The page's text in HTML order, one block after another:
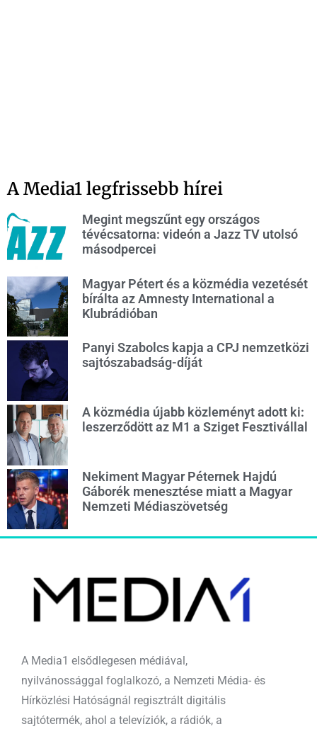
A Media1 legfrissebb hírei
Megint megszűnt egy országos
tévécsatorna: videón a Jazz TV utolsó
másodpercei
Magyar Pétert és a közmédia vezetését
bírálta az Amnesty International a
Klubrádióban
Panyi Szabolcs kapja a CPJ nemzetközi
sajtószabadság-díját
A közmédia újabb közleményt adott ki:
leszerződött az M1 a Sziget Fesztivállal
Nekiment Magyar Péternek Hajdú
Gáborék menesztése miatt a Magyar
Nemzeti Médiaszövetség
A Media1 elsődlegesen médiával,
nyilvánossággal foglalkozó, a Nemzeti Média- és
Hírközlési Hatóságnál regisztrált digitális
sajtótermék, ahol a televíziók, a rádiók, a